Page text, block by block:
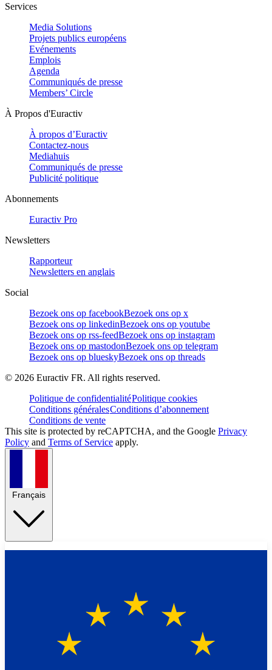
Services
Media Solutions
Projets publics européens
Evénements
Emplois
Agenda
Communiqués de presse
Members’ Circle
À Propos d'Euractiv
À propos d’Euractiv
Contactez-nous
Mediahuis
Communiqués de presse
Publicité politique
Abonnements
Euractiv Pro
Newsletters
Rapporteur
Newsletters en anglais
Social
Bezoek ons op facebookBezoek ons op x
Bezoek ons op linkedinBezoek ons op youtube
Bezoek ons op rss-feedBezoek ons op instagram
Bezoek ons op mastodonBezoek ons op telegram
Bezoek ons op blueskyBezoek ons op threads
© 2026 Euractiv FR. All rights reserved.
Politique de confidentialitéPolitique cookies
Conditions généralesConditions d’abonnement
Conditions de vente
This site is protected by reCAPTCHA, and the Google Privacy
Policy and Terms of Service apply.
Français